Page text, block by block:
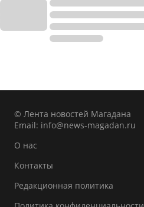
© Лента новостей Магадана
Email: info@news-magadan.ru
О нас
Контакты
Редакционная политика